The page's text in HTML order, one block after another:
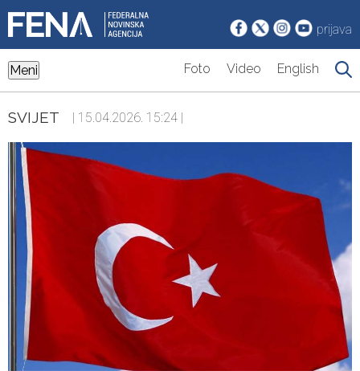
prijava
Meni Foto Video English
SVIJET | 15.04.2026. 15:24 |